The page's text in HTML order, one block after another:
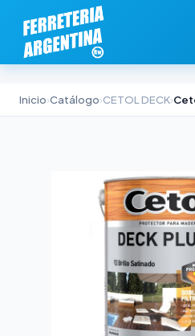
Inicio›Catálogo›CETOL DECK›